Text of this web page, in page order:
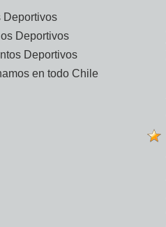
Deportivos
Deportivos
Deportivos
en todo Chile